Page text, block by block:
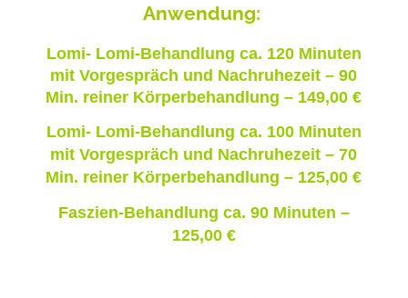
Anwendung:
Lomi- Lomi-Behandlung ca. 120 Minuten
mit Vorgespräch und Nachruhezeit – 90
Min. reiner Körperbehandlung – 149,00 €
Lomi- Lomi-Behandlung ca. 100 Minuten
mit Vorgespräch und Nachruhezeit – 70
Min. reiner Körperbehandlung – 125,00 €
Faszien-Behandlung ca. 90 Minuten –
125,00 €